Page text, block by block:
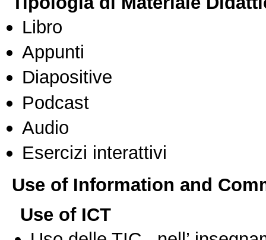
Libro
Appunti
Diapositive
Podcast
Audio
Esercizi interattivi
Use of Information and
Use of ICT